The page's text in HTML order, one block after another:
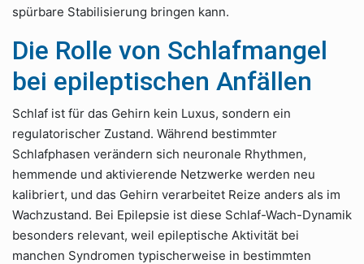
spürbare Stabilisierung bringen kann.
Die Rolle von Schlafmangel
bei epileptischen Anfällen
Schlaf ist für das Gehirn kein Luxus, sondern ein
regulatorischer Zustand. Während bestimmter
Schlafphasen verändern sich neuronale Rhythmen,
hemmende und aktivierende Netzwerke werden neu
kalibriert, und das Gehirn verarbeitet Reize anders als im
Wachzustand. Bei Epilepsie ist diese Schlaf-Wach-Dynamik
besonders relevant, weil epileptische Aktivität bei
manchen Syndromen typischerweise in bestimmten